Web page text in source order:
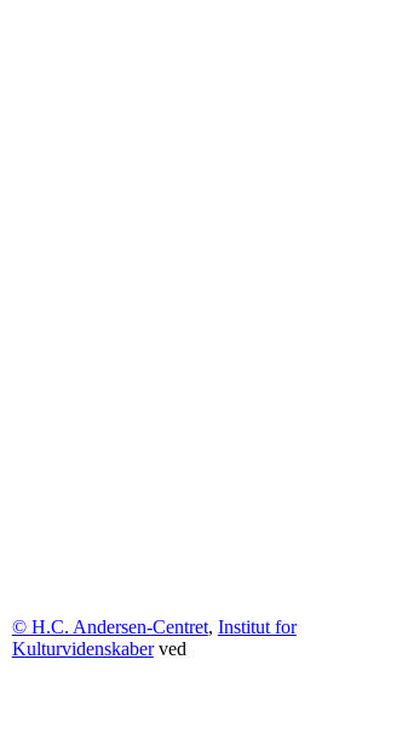
© H.C. Andersen-Centret, Institut for
Kulturvidenskaberved